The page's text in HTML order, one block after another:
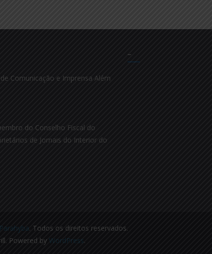
Comunicação e Imprensa Além
do Conselho Fiscal do
de Jornais do Interior do
–
. Todos os direitos reservados.
Powered by WordPress.